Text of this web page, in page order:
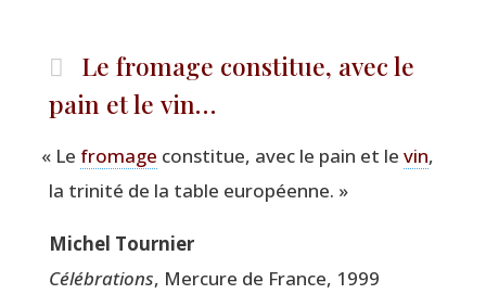
Le fromage constitue, avec le
pain et le vin…
« Le fro­mage consti­tue, avec le pain et le vin,
la tri­ni­té de la table européenne. »
Michel Tour­nier
Célé­bra­tions, Mer­cure de France, 1999